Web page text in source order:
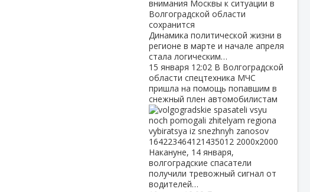
Динамика политической жизни в
регионе в марте и начале апреля
стала логическим…
15 января 12:02 В Волгоградской
области спецтехника МЧС
пришла на помощь попавшим в
снежный плен автомобилистам
Накануне, 14 января,
волгоградские спасатели
получили тревожный сигнал от
водителей…